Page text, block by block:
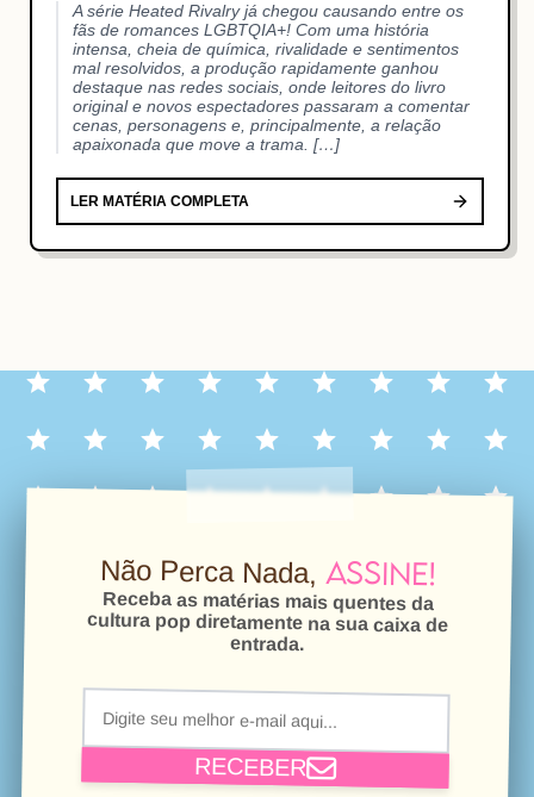
A série Heated Rivalry já chegou causando entre os
fãs de romances LGBTQIA+! Com uma história
intensa, cheia de química, rivalidade e sentimentos
mal resolvidos, a produção rapidamente ganhou
destaque nas redes sociais, onde leitores do livro
original e novos espectadores passaram a comentar
cenas, personagens e, principalmente, a relação
apaixonada que move a trama. […]
LER MATÉRIA COMPLETA
Não Perca Nada, Assine!
Receba as matérias mais quentes da
cultura pop diretamente na sua caixa de
entrada.
RECEBER